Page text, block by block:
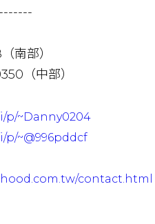
南部）
（中部）
p/~Danny0204
~@996pddcf
contact.html